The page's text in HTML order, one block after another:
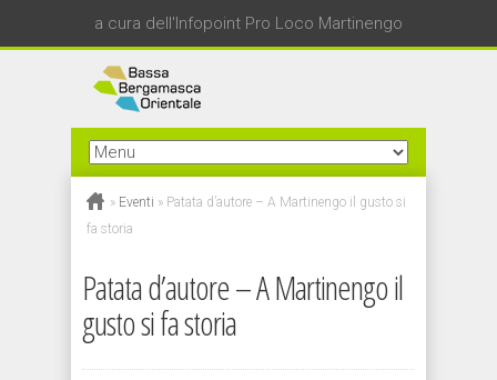
a cura dell'Infopoint Pro Loco Martinengo
» Eventi » Patata d’autore – A Martinengo il gusto si
fa storia
Patata d’autore – A Martinengo il
gusto si fa storia